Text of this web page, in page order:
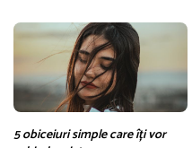
5 obiceiuri simple care îți vor